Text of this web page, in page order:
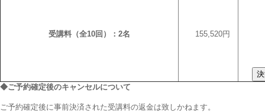
受講料（全10回）：2名 155,520円
◆ご予約確定後のキャンセルについて
ご予約確定後に事前決済された受講料の返金は致しかねます。